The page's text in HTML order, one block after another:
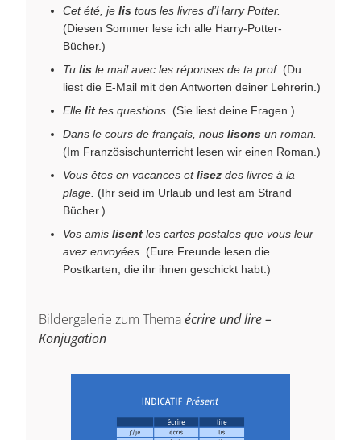
Cet été, je lis tous les livres d’Harry Potter.
(Diesen Sommer lese ich alle Harry-Potter-
Bücher.)
Tu lis le mail avec les réponses de ta prof. (Du
liest die E-Mail mit den Antworten deiner Lehrerin.)
Elle lit tes questions. (Sie liest deine Fragen.)
Dans le cours de français, nous lisons un roman.
(Im Französischunterricht lesen wir einen Roman.)
Vous êtes en vacances etlisez des livres à la
plage. (Ihr seid im Urlaub und lest am Strand
Bücher.)
Vos amis lisent les cartes postales que vous leur
avez envoyées. (Eure Freunde lesen die
Postkarten, die ihr ihnen geschickt habt.)
Bildergalerie zum Themaécrire und lire –
Konjugation